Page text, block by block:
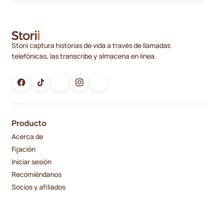
Storii captura historias de vida a través de llamadas
telefónicas, las transcribe y almacena en línea.
Producto
Acerca de
Fijación
Iniciar sesión
Recomiéndanos
Socios y afiliados